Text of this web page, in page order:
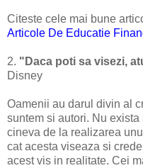
Citeste cele mai bune
Articole De Educatie
2. "Daca poti sa visezi,
Disney
Oamenii au darul divin al
suntem si autori. Nu
cineva de la realizarea
cat acesta viseaza si
acest vis in realitate. Cei